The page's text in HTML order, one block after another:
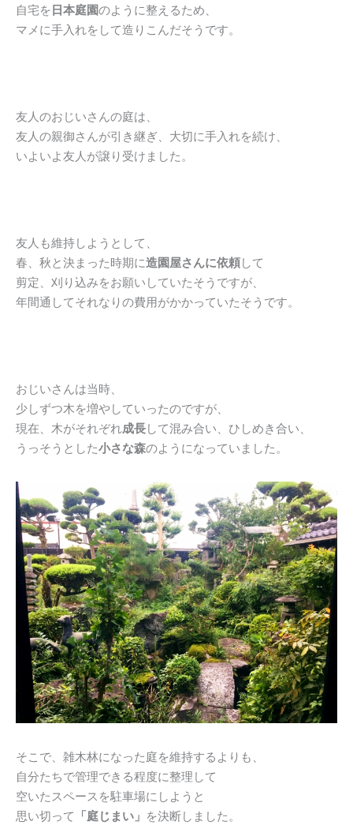
自宅を 日本庭園のように整えるため、
マメに手入れをして造りこんだそうです。
友人のおじいさんの庭は、
友人の親御さんが引き継ぎ、大切に手入れを続け、
いよいよ友人が譲り受けました。
友人も維持しようとして、
春、秋と決まった時期に造園屋さんに依頼して
剪定、刈り込みをお願いしていたそうですが、
年間通してそれなりの費用がかかっていたそうです。
おじいさんは当時、
少しずつ木を増やしていったのですが、
現在、木がそれぞれ成長して混み合い、ひしめき合い、
うっそうとした小さな森のようになっていました。
そこで、雑木林になった庭を維持するよりも、
自分たちで管理できる程度に整理して
空いたスペースを駐車場にしようと
思い切って 「庭じまい」 を決断しました。